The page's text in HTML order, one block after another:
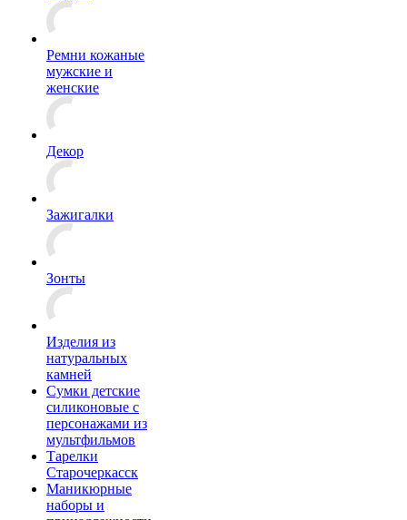
Ремни кожаные
мужские и
женские
Декор
Зажигалки
Зонты
Изделия из
натуральных
камней
Сумки детские
силиконовые с
персонажами из
мультфильмов
Тарелки
Старочеркасск
Маникюрные
наборы и